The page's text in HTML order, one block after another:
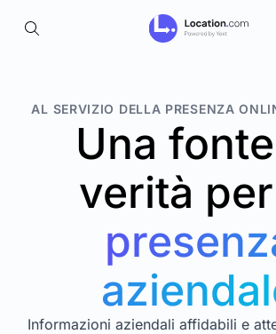
AL SERVIZIO DELLA PRESENZA
Una
verità
Informazioni aziendali affidabili e